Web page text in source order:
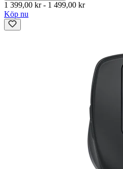
1 399,00 kr- 1 499,00 kr
Köp nu